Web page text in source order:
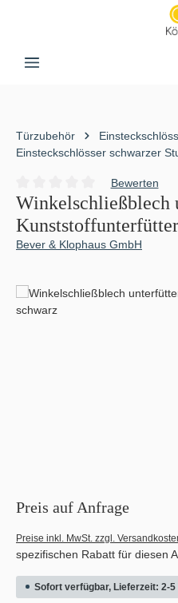
Türzubehör
Einsteckschlösser schwarzer
Durchschnittliche Bewertung
Bewerten
Winkelschließblech
Bever & Klophaus GmbH
Bildergalerie überspringen
Preis auf Anfrage
Preise inkl. MwSt. zzgl.
spezifischen Rabatt für diesen
Sofort verfügbar, Lieferzeit: 2-5